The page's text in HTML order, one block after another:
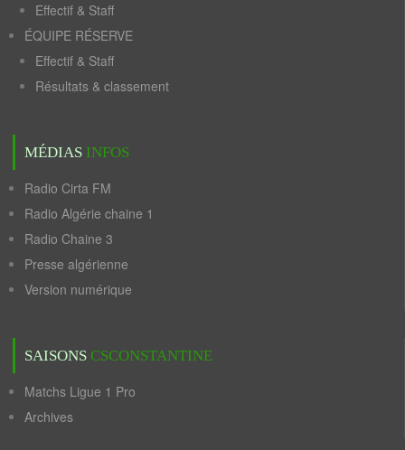
Effectif & Staff
ÉQUIPE RÉSERVE
Effectif & Staff
Résultats & classement
MÉDIAS INFOS
Radio Cirta FM
Radio Algérie chaine 1
Radio Chaine 3
Presse algérienne
Version numérique
SAISONS CSCONSTANTINE
Matchs Ligue 1 Pro
Archives